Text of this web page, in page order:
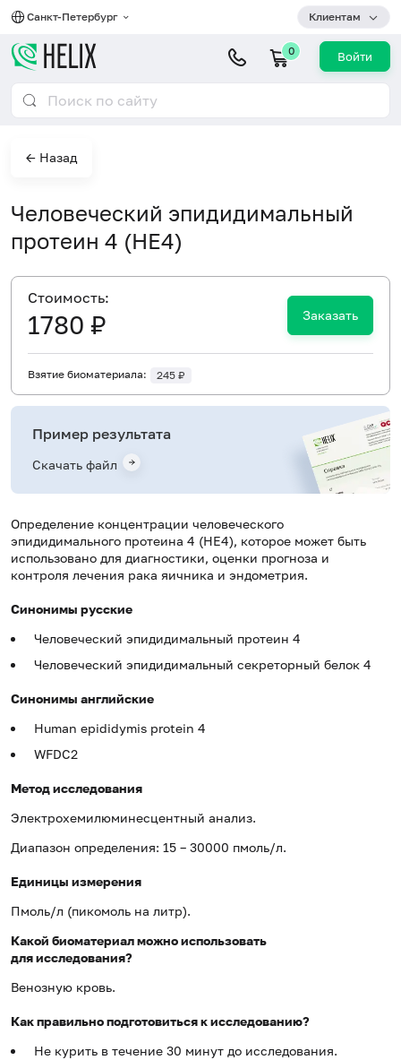
Санкт-Петербург Клиентам
0 Войти
← Назад
Человеческий эпидидимальный
протеин 4 (HE4)
Определение концентрации человеческого
эпидидимального протеина 4 (HE4), которое может быть
использовано для диагностики, оценки прогноза и
контроля лечения рака яичника и эндометрия.
Синонимы русские
Человеческий эпидидимальный протеин 4
Человеческий эпидидимальный секреторный белок 4
Синонимы английские
Human epididymis protein 4
WFDC2
Метод исследования
Электрохемилюминесцентный анализ.
Диапазон определения: 15 – 30000 пмоль/л.
Единицы измерения
Пмоль/л (пикомоль на литр).
Какой биоматериал можно использовать
для исследования?
Венозную кровь.
Как правильно подготовиться к исследованию?
Не курить в течение 30 минут до исследования.
Cтоимость:
1780 ₽ Заказать
Взятие биоматериала: 245 ₽
Пример результата
Скачать файл